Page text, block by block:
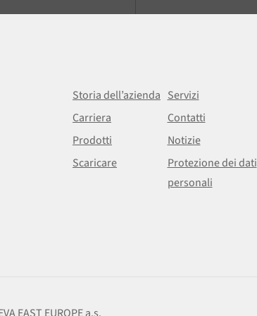
Storia dell’azienda Servizi
Carriera
Contatti
Prodotti
Notizie
Scaricare
Protezione dei dati
personali